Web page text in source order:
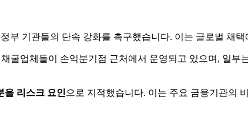
부 기관들의 단속 강화를 촉구했습니다. 이는 글로벌 채
굴업체들이 손익분기점 근처에서 운영되고 있으며, 일부
을 리스크 요인 으로 지적했습니다. 이는 주요 금융기관의